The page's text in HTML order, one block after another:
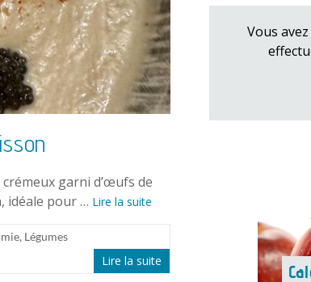
garni d’œufs de
idéale pour … Lire la suite
, Légumes
Lire la suite
Vous